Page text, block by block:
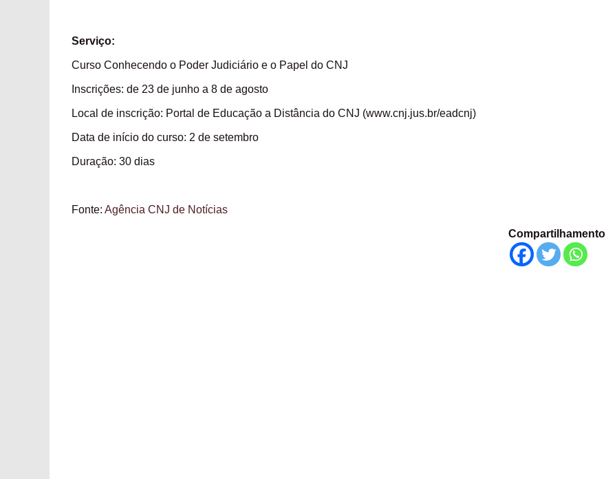
Serviço:
Curso Conhecendo o Poder Judiciário e o Papel do CNJ
Inscrições: de 23 de junho a 8 de agosto
Local de inscrição: Portal de Educação a Distância do CNJ (www.cnj.jus.br/eadcnj)
Data de início do curso: 2 de setembro
Duração: 30 dias
Fonte:Agência CNJ de Notícias
Compartilhamento